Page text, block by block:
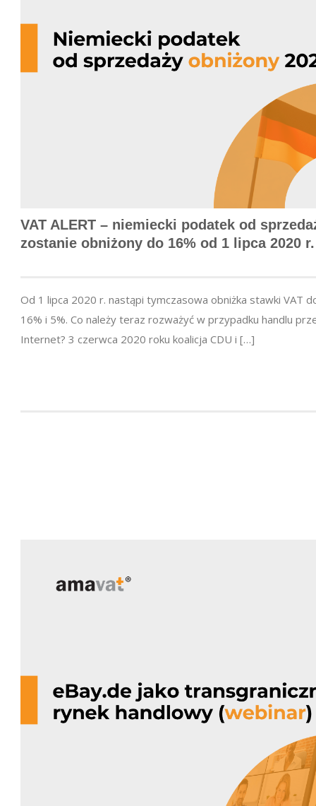
VAT ALERT – niemiecki podatek od
zostanie obniżony do 16% od 1 lipca 2020 r.
Od 1 lipca 2020 r. nastąpi tymczasowa obniżka stawki VAT
16% i 5%. Co należy teraz rozważyć w przypadku handlu
Internet? 3 czerwca 2020 roku koalicja CDU i […]